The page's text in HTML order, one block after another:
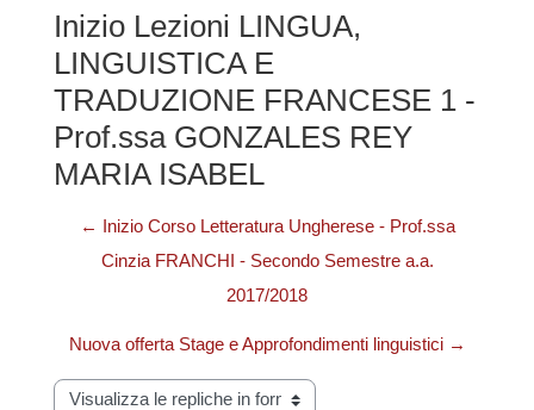
Inizio Lezioni LINGUA,
LINGUISTICA E
TRADUZIONE FRANCESE 1 -
Prof.ssa GONZALES REY
MARIA ISABEL
← Inizio Corso Letteratura Ungherese - Prof.ssa
Cinzia FRANCHI - Secondo Semestre a.a.
2017/2018
Nuova offerta Stage e Approfondimenti linguistici →
Modalità visualizzazione